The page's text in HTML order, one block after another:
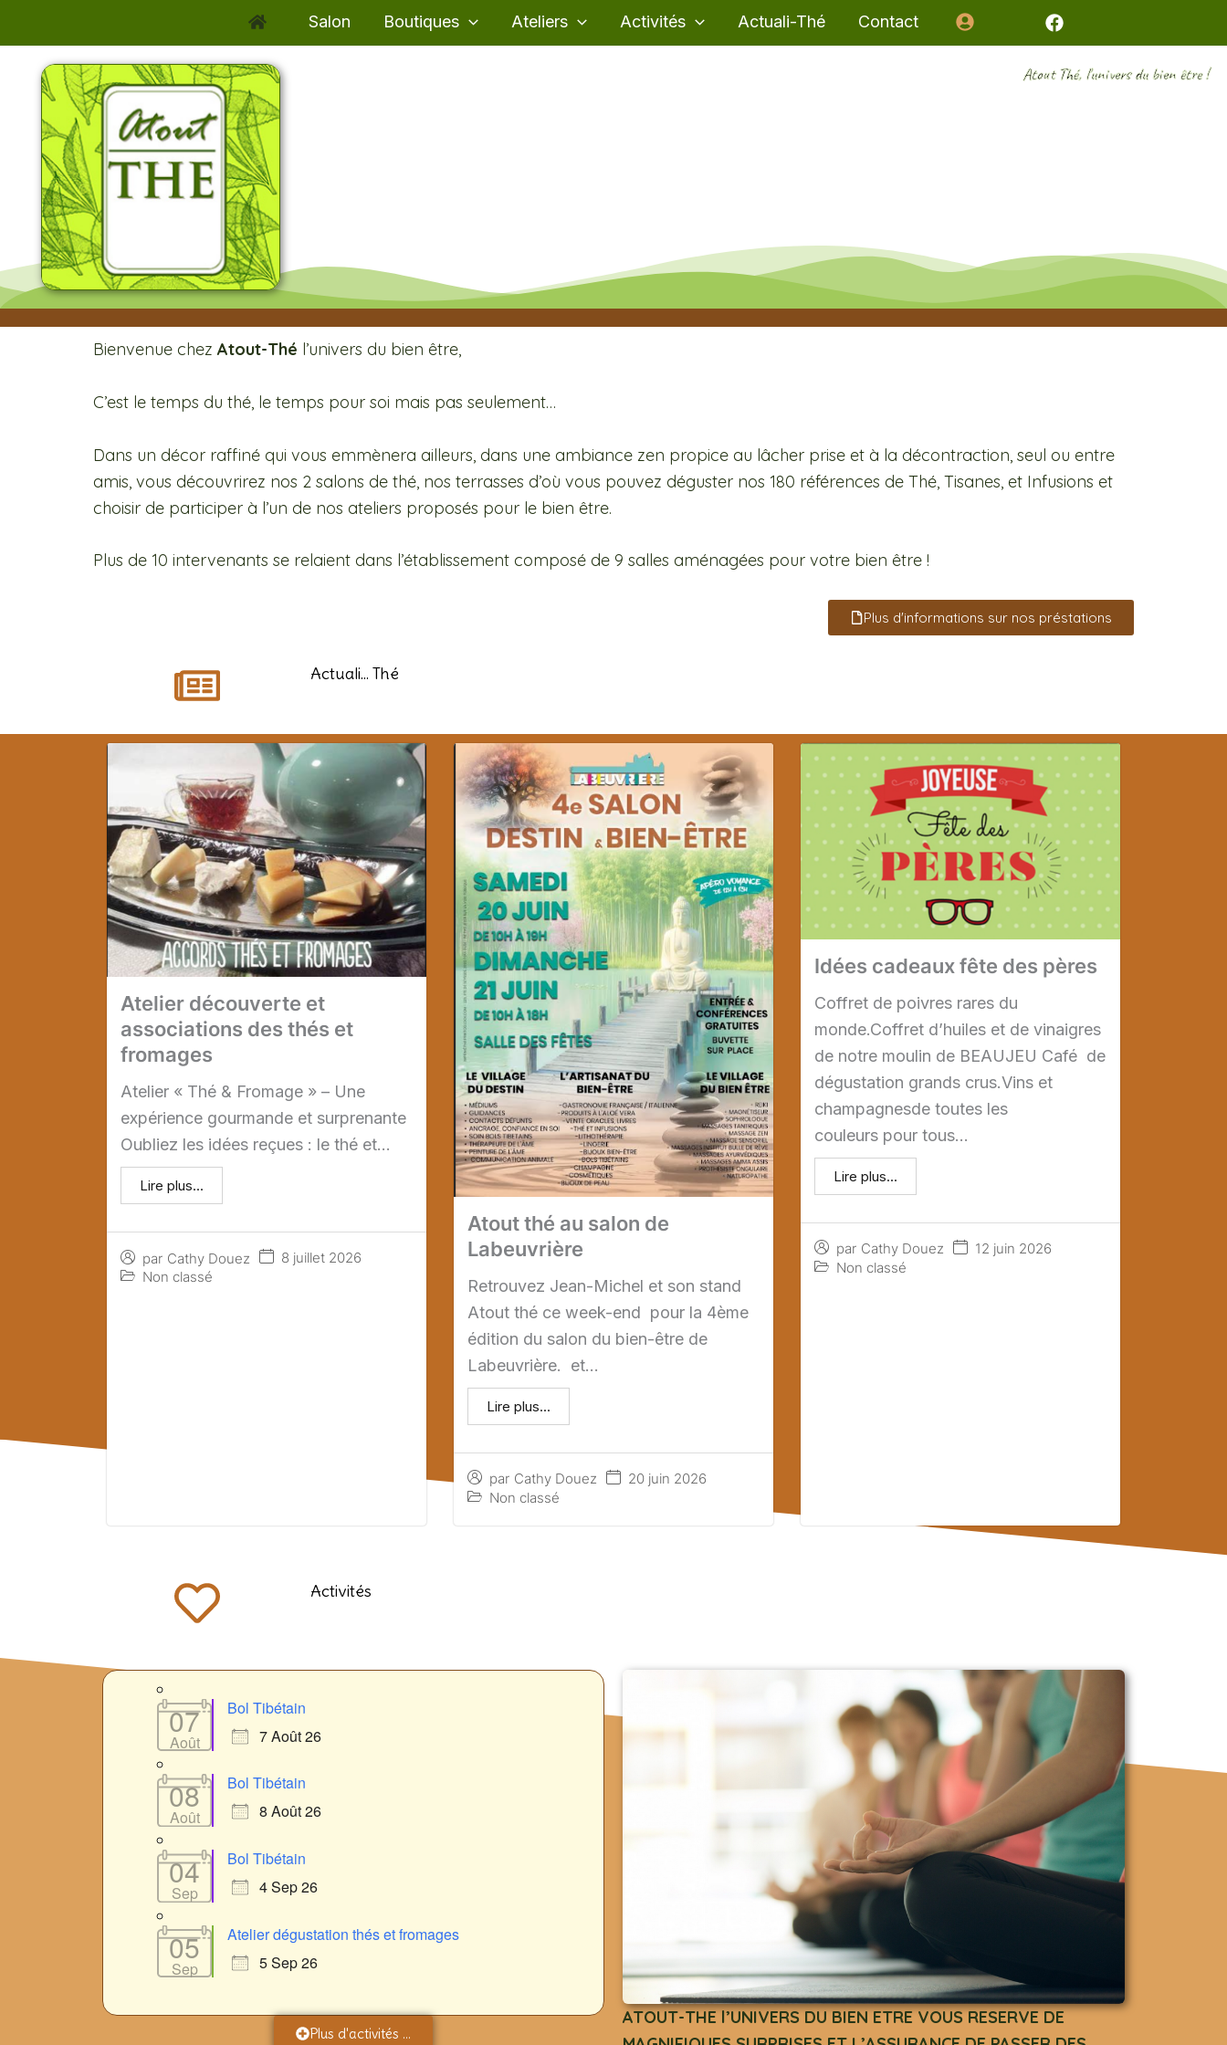
contenu
Salon Boutiques Ateliers Activités Actuali-Thé Contact
Atout Thé, l'univers du bien être !
Bienvenue chez Atout-Thé l’univers du bien être,
C’est le temps du thé, le temps pour soi mais pas seulement…
Dans un décor raffiné qui vous emmènera ailleurs, dans une ambiance zen propice au lâcher prise et à la décontraction, seul ou entre
amis, vous découvrirez nos 2 salons de thé, nos terrasses d’où vous pouvez déguster nos 180 références de Thé, Tisanes, et Infusions et
choisir de participer à l’un de nos ateliers proposés pour le bien être.
Plus de 10 intervenants se relaient dans l’établissement composé de 9 salles aménagées pour votre bien être !
Plus d'informations sur nos préstations
Actuali... Thé
Atelier découverte et
associations des thés et
fromages
par Cathy Douez
8 juillet 2026
Non classé
Atelier « Thé & Fromage » – Une
expérience gourmande et surprenante
Oubliez les idées reçues : le thé et...
Lire plus...
Atout thé au salon de
Labeuvrière
par Cathy Douez
20 juin 2026
Non classé
Retrouvez Jean-Michel et son stand
Atout thé ce week-end pour la 4ème
édition du salon du bien-être de
Labeuvrière. et...
Lire plus...
Idées cadeaux fête des pères
par Cathy Douez
12 juin 2026
Non classé
Coffret de poivres rares du
monde.Coffret d’huiles et de vinaigres
de notre moulin de BEAUJEU Café de
dégustation grands crus.Vins et
champagnesde toutes les
couleurs pour tous...
Lire plus...
Activités
07
Août
Bol Tibétain
7 Août 26
08
Août
Bol Tibétain
8 Août 26
04
Sep
Bol Tibétain
4 Sep 26
05
Sep
Atelier dégustation thés et fromages
5 Sep 26
Plus d'activités ...
ATOUT-THE l’UNIVERS DU BIEN ETRE VOUS RESERVE DE